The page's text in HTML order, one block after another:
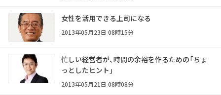
女性を活用できる上司になる
2013年05月23日 08時15分
忙しい経営者が、時間の余裕を作るための「ちょ
っとしたヒント」
2013年05月21日 08時08分